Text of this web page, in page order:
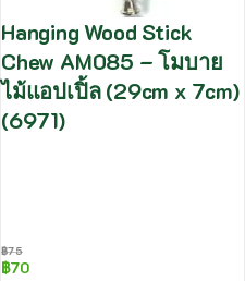
Hanging Wood Stick
Chew AM085 – โมบาย
ไม้แอปเปิ้ล (29cm x 7cm)
(6971)
฿75
฿70